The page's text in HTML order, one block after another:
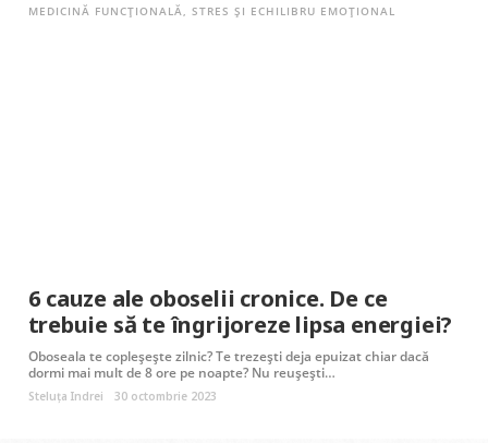
MEDICINĂ FUNCȚIONALĂ, STRES ȘI ECHILIBRU EMOȚIONAL
6 cauze ale oboselii cronice. De ce
trebuie să te îngrijoreze lipsa energiei?
Oboseala te copleșește zilnic? Te trezești deja epuizat chiar dacă
dormi mai mult de 8 ore pe noapte? Nu reușești…
Steluța Indrei 30 octombrie 2023